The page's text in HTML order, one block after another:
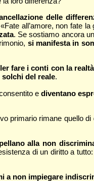
delle
all’amore, non fate la
. Se sostiamo ancora
si manifesta in
fare i conti con la
solchi del reale.
ediventano
primario rimane quello
alla non
di un diritto a
a non impiegare